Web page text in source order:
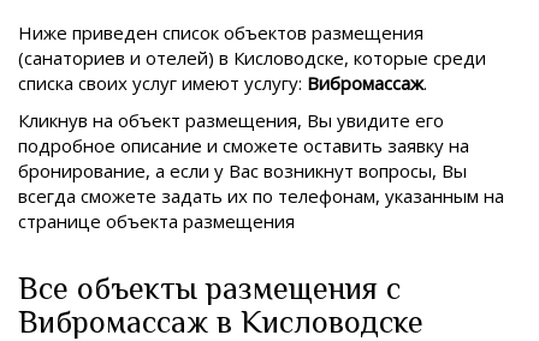
Ниже приведен список объектов размещения
(санаториев и отелей) в Кисловодске, которые среди
списка своих услуг имеют услугу: Вибромассаж.
Кликнув на объект размещения, Вы увидите его
подробное описание и сможете оставить заявку на
бронирование, а если у Вас возникнут вопросы, Вы
всегда сможете задать их по телефонам, указанным на
странице объекта размещения
Все объекты размещения с
Вибромассаж в Кисловодске